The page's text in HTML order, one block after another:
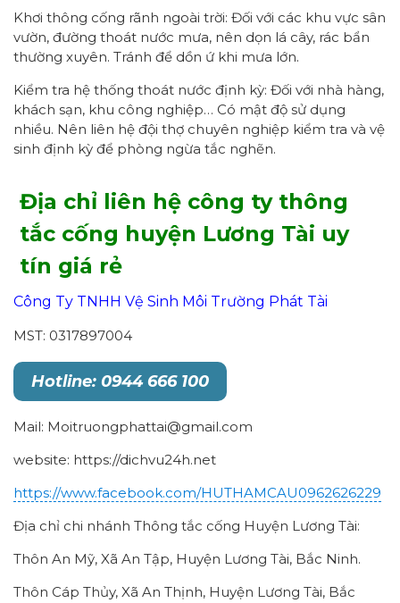
Khơi thông cống rãnh ngoài trời: Đối với các khu vực sân
vườn, đường thoát nước mưa, nên dọn lá cây, rác bẩn
thường xuyên. Tránh để dồn ứ khi mưa lớn.
Kiểm tra hệ thống thoát nước định kỳ: Đối với nhà hàng,
khách sạn, khu công nghiệp… Có mật độ sử dụng
nhiều. Nên liên hệ đội thợ chuyên nghiệp kiểm tra và vệ
sinh định kỳ để phòng ngừa tắc nghẽn.
Địa chỉ liên hệ công ty thông
tắc cống huyện Lương Tài uy
tín giá rẻ
Công Ty TNHH Vệ Sinh Môi Trường Phát Tài
MST: 0317897004
Hotline: 0944 666 100
Mail: Moitruongphattai@gmail.com
website: https://dichvu24h.net
https://www.facebook.com/HUTHAMCAU0962626229
Địa chỉ chi nhánh Thông tắc cống Huyện Lương Tài:
Thôn An Mỹ, Xã An Tập, Huyện Lương Tài, Bắc Ninh.
Thôn Cáp Thủy, Xã An Thịnh, Huyện Lương Tài, Bắc